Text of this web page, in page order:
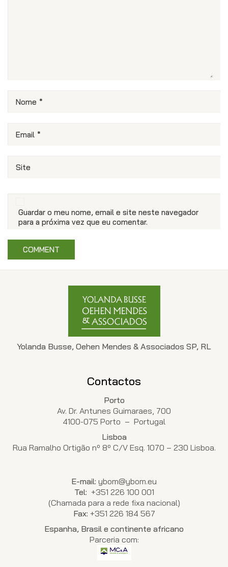
Nome *
Email *
Site
Guardar o meu nome, email e site neste navegador
para a próxima vez que eu comentar.
Yolanda Busse, Oehen Mendes & Associados SP, RL
Contactos
Porto
Av. Dr. Antunes Guimaraes, 700
4100-075 Porto – Portugal
Lisboa
Rua Ramalho Ortigão nº 8º C/V Esq. 1070 – 230 Lisboa.
E-mail: ybom@ybom.eu
Tel: +351 226 100 001
(Chamada para a rede fixa nacional)
Fax: +351 226 184 567
Espanha, Brasil e continente africano
Parceria com: